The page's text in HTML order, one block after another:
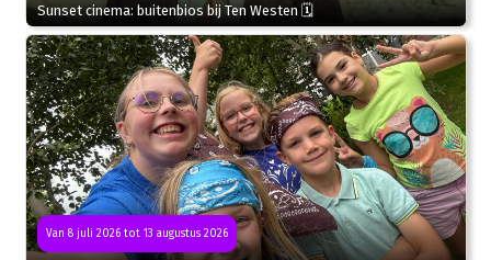
Sunset cinema: buitenbios bij Ten Westen 🗓
Van 8 juli 2026 tot 13 augustus 2026